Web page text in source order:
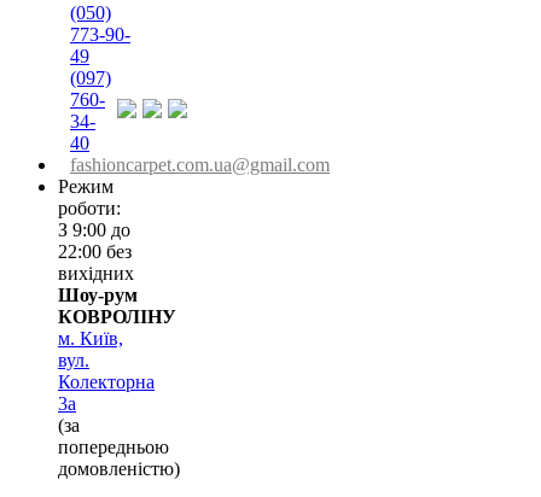
(050)
773-90-
49
(097)
760-
34-
40
fashioncarpet.com.ua@gmail.com
Режим
роботи:
З 9:00 до
22:00 без
вихідних
Шоу-рум
КОВРОЛІНУ
м. Київ,
вул.
Колекторна
3а
(за
попередньою
домовленістю)